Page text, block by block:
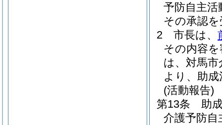
予防自主活
その承認
2
市長は、
その内容
は、対馬市
より、助
(活動報告)
第13条
助
介護予防自